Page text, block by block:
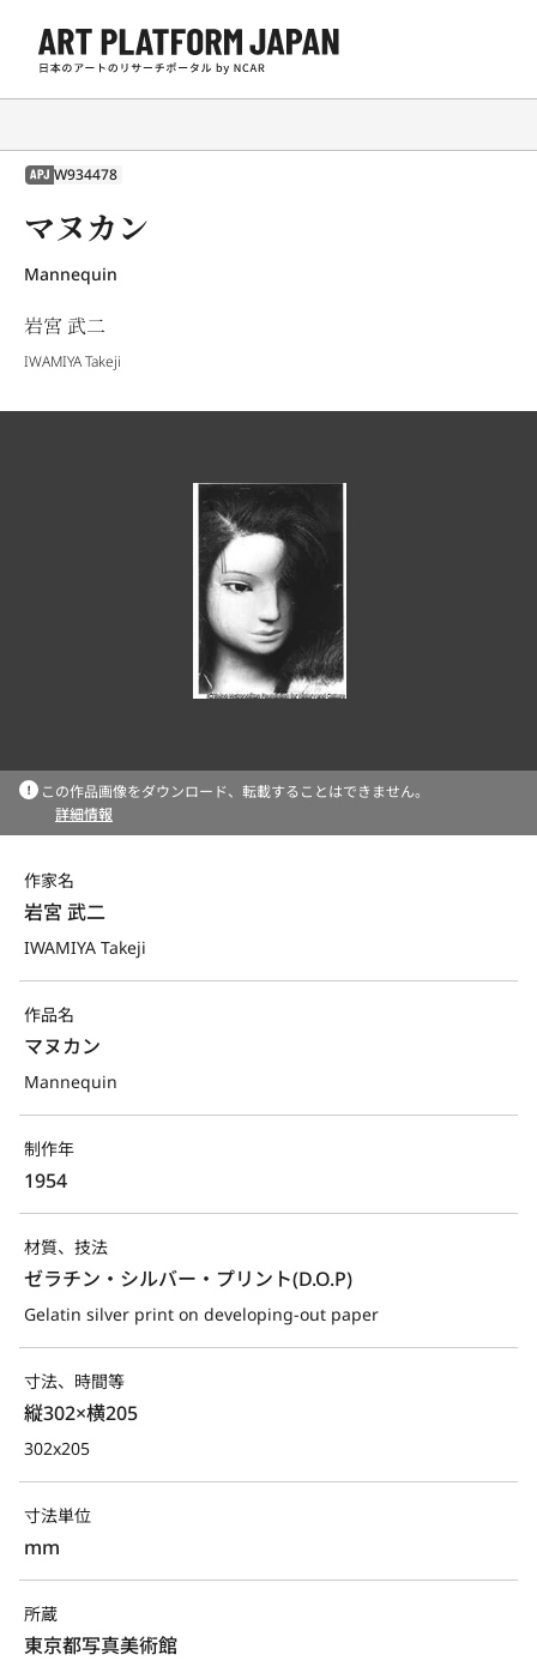
APJ W934478
マヌカン
Mannequin
岩宮 武二
IWAMIYA Takeji
この作品画像をダウンロード、転載することはできません。
詳細情報
作家名
岩宮 武二
IWAMIYA Takeji
作品名
マヌカン
Mannequin
制作年
1954
材質、技法
ゼラチン・シルバー・プリント(D.O.P)
Gelatin silver print on developing-out paper
寸法、時間等
縦302×横205
302x205
寸法単位
mm
所蔵
東京都写真美術館